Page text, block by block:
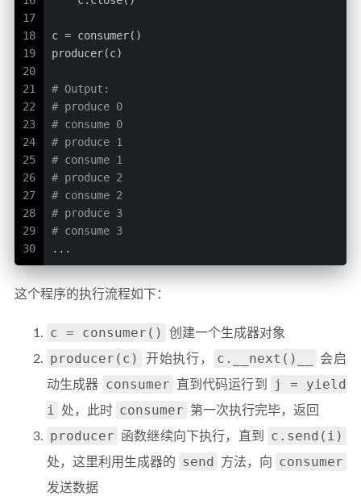
17
18
19
20
21
22
23
24
25
26
27
28
29
30
c = consumer()
producer(c)
# Output:
# produce 0
# consume 0
# produce 1
# consume 1
# produce 2
# consume 2
# produce 3
# consume 3
...
这个程序的执行流程如下：
c = consumer() 创建一个生成器对象
producer(c) 开始执行， c.__next()__
会启
动生成器
consumer 直到代码运行到
j = yield
i
处，此时 consumer 第一次执行完毕，返回
producer 函数继续向下执行，直到 c.send(i)
处，这里利用生成器的 send 方法，向 consumer
发送数据